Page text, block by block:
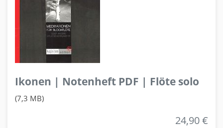
Ikonen | Notenheft PDF | Flöte solo
(7,3 MB)
24,90 €